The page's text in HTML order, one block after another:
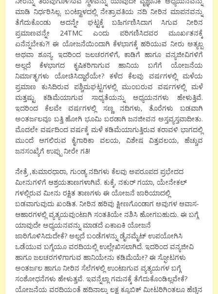
ಮಾಡಿ ನಿರ್ಧರಿಸಿಲ್ಲ. ಬಂಟ್ವಾಳದಲ್ಲಿ ನೇತ್ರಾವತಿಯ ನದಿ ನೀರಿನ ಮಾಪನವನ್ನು
ತೆಗೆದುಕೊಂಡು ಅದನ್ನೇ ಘಟ್ಟಕ್ಕೆ ಬಹಿರ್ಗಣಿಸಿದಾಗ ಸಿಗುವ ನೀರಿನ
ಪ್ರಮಾಣವನ್ನೇ 24TMC ಎಂದು ಪರಿಗಣಿಸಿದವರ ಮೂರ್ಖತನಕ್ಕೆ
ಏನೆನ್ನಬೇಕು?! ಈ ಯೋಜನೆಯಿಂದಾಗಿ ಕೆಳಭಾಗಕ್ಕೆ ಹರಿಯುವ ನೀರು ಅತ್ಯಲ್ಪ
ಅಥವಾ ಶೂನ್ಯ. ಇದರಿಂದ ಜಲಚರಗಳಿಗೆ, ಕಾಡಿಗೆ ಹಾಗೂ ವನ್ಯಜೀವಿಗಳಿಗೆ
ಅಲ್ಲದೆ ಕೆಳಭಾಗದ ಕೃಷಿಕರಿಗಾಗುವ ಹಾನಿಯ ಬಗೆಗೆ ಯೋಜನೆಯ
ನಿರ್ಮಾತೃಗಳು ಯೋಚಿಸಿದ್ದಾರೆಯೇ? ಕಳೆದ ಕೆಲವು ವರ್ಷಗಳಲ್ಲಿ ಮಳೆಯ
ಪ್ರಮಾಣ ಕುಸಿದಿರುವ ಪಶ್ಚಿಮಘಟ್ಟಗಳಲ್ಲಿ ಮುಂಬರುವ ವರ್ಷಗಳಲ್ಲಿ ಮಳೆ
ಮತ್ತಷ್ಟು ಕಡಿಮೆಯಾಗುವ ಸಾಧ್ಯತೆಯನ್ನು ಅಧ್ಯಯನಗಳು ಹೇಳುತ್ತಿವೆ.
ಇದರಿಂದ ಕೆಲವೇ ವರ್ಷಗಳಲ್ಲಿ ಸಣ್ಣ ನದಿಗಳು, ತೊರೆಗಳು ಬಡವಾಗಿ
ಅಂತರ್ಜಲವೂ ಬತ್ತಿ ಹೋಗಿ ಭೂಮಿ ಬರಡಾಗಿ ಜನಜೀವನ ಅಸ್ತವ್ಯಸ್ತವಾದೀತು.
ಮೊದಲೇ ವರ್ಷದಿಂದ ವರ್ಷಕ್ಕೆ ಮಳೆ ಕಡಿಮೆಯಾಗುತ್ತಿರುವ ಕರಾವಳಿ ಭಾಗದಲ್ಲಿ
ಮುಂದೆ ಆಗಲಿರುವ ಕೈಗಾರಿಕಾ ವಲಯ, ವಿಶೇಷ ವಿತ್ತವಲಯ, ಹೆಚ್ಚುವ
ಜನಸಂಖ್ಯೆಗೆ ಉಪ್ಪು ನೀರೇ ಗತಿ!
ನೇತ್ರೆ ,ಕುಮಾರಧಾರಾ, ಗುಂಡ್ಯ ನದಿಗಳು ಕೆಲವು ಅಪರೂಪದ ಪ್ರಭೇದದ
ಮೀನುಗಳಿಗೆ ಆಶ್ರಯತಾಣಗಳಾಗಿವೆ. ಕುಕ್ಕೆ, ನಕುರ್ ಗಯಾ, ಯೇನೇಕಲ್
ಗಳಲ್ಲಿರುವ ಮೀನು ರಕ್ಷಿತ ತಾಣಗಳು ಈ ಯೋಜನೆ ಜಾರಿಯಾದಲ್ಲಿ
ಬಡವಾಗುವುದು ಖಂಡಿತ. ನೀರಿನ ಹರಿವು ಕ್ಷೀಣಗೊಂಡಾಗ ಅವುಗಳ ಆವಾಸ-
ಆಹಾರಗಳಲ್ಲಿ ವ್ಯತ್ಯಯವುಂಟಾಗಿ ಸಂತತಿಯೇ ನಶಿಸಿ ಹೋಗಬಹುದು. ಈ ಬಗ್ಗೆ
ಯಾವುದೇ ಅಧ್ಯಯನವನ್ನು ಮಾಡದೆ ಏಕಾಏಕಿ ಯೋಜನೆ
ಜಾರಿಗೊಳಿಸಿದುದೇಕೆ? ಅಲ್ಲದೆ ಬಂಡೆಗಳನ್ನು ಡೈನಮೈಟ್ ಉಪಯೋಗಿಸಿ
ಒಡೆಯುವ ಬಗ್ಗೆಯೂ ವರದಿಯಲ್ಲಿ ಉಲ್ಲೇಖಿಸಲಾಗಿದೆ. ಇದರಿಂದ ವನ್ಯಜೀವಿ
ಹಾಗೂ ಜಲಚರಗಳಿಗಾಗುವ ಹಾನಿಯೇನು ಕಡಿಮೆಯೇ? ಈ ಸ್ಫೋಟಗಳು
ಅಂತರ್ಜಲ ಹಾಗೂ ನೀರಿನ ಸೆಲೆಗಳಲ್ಲಿ ಉಂಟಾಗುವ ವ್ಯತ್ಯಯಗಳ ಬಗ್ಗೆ
ಸಂಶೋಧನೆಗಳು ಹೇಳುತ್ತವೆ. ಇವನ್ನೆಲ್ಲಾ ಗಮನಕ್ಕೆ ತೆಗೆದುಕೊಂಡಿಲ್ಲವೇಕೆ?
ಯೋಜನೆಯ ವರದಿಯಂತೆ ಹದಿನಾಲ್ಕು ಲಕ್ಷ ಕ್ಯೂಬಿಕ್ ಮೀಟರಿಗಿಂತಲೂ ಹೆಚ್ಚಿನ